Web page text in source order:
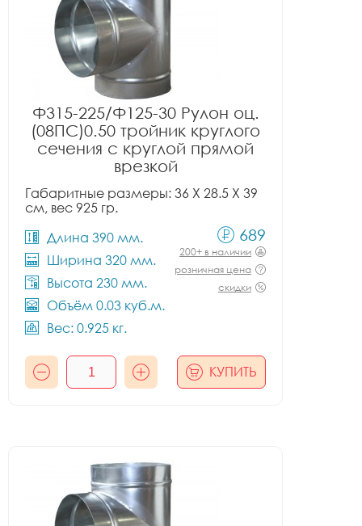
Ф315-225/Ф125-30 Рулон оц.
(08ПС)0.50 тройник круглого
сечения с круглой прямой
врезкой
Габаритные размеры: 36 X 28.5 X 39
см, вес 925 гр.
Длина 390 мм.
Ширина 320 мм.
Высота 230 мм.
Объём 0.03 куб.м.
Вес: 0.925 кг.
689
200+ в наличии
розничная цена
скидки
КУПИТЬ